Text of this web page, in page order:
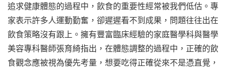
追求健康體態的過程中，飲食的重要性經常被我們低估。專
家表示許多人運動勤奮，卻遲遲看不到成果，問題往往出在
飲食策略沒有跟上。擁有豐富臨床經驗的家庭醫學科與醫學
美容專科醫師張育綺指出，在體態調整的過程中，正確的飲
食觀念應被視為優先考量，想要吃得正確從來不是憑直覺，